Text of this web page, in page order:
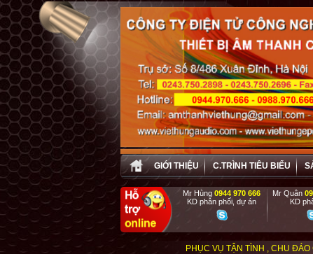
GIỚI THIỆU C.TRÌNH TIÊU BIỂU
Mr Hùng0944 970 666
KD phân phối, dự án
Mr Quân
KD
PHỤC VỤ TẬN TÌNH , CHU ĐÁO CHO MỌI ĐỐI